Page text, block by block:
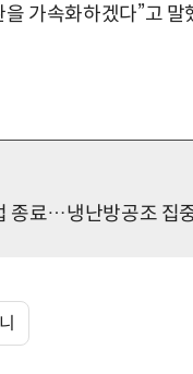
가속화하겠다”고 말
종료…냉난방공조 집